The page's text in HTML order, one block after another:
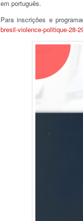
em português.
Para inscrições e
bresil-violence-politique-28-